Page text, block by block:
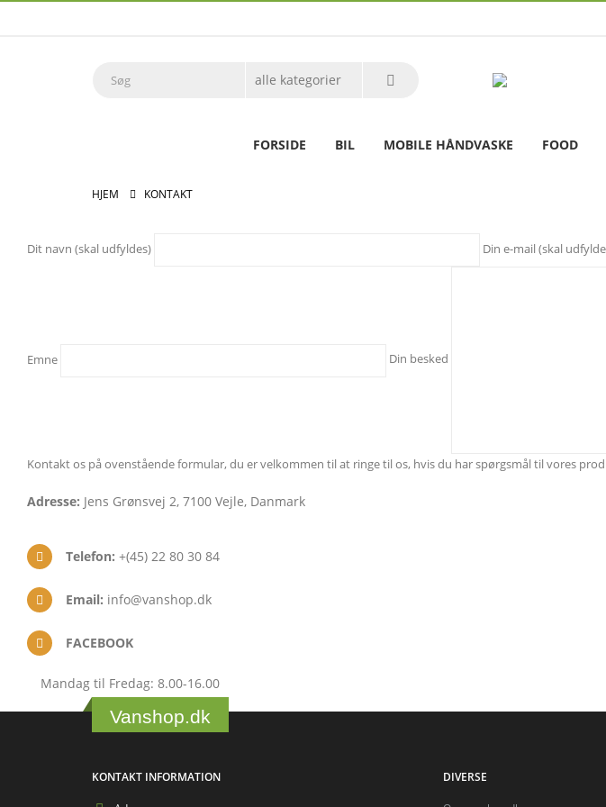
FORSIDE BIL MOBILE HÅNDVASKE FOOD
HJEM KONTAKT
Dit navn (skal udfyldes) Din e-mail (skal
Emne Din besked
Kontakt os på ovenstående formular, du er velkommen til at ringe til os, hvis du har spørgsmål til vores
Adresse: Jens Grønsvej 2, 7100 Vejle, Danmark
Telefon: +(45) 22 80 30 84
Email: info@vanshop.dk
FACEBOOK
Mandag til Fredag: 8.00-16.00
Vanshop.dk
KONTAKT INFORMATION DIVERSE